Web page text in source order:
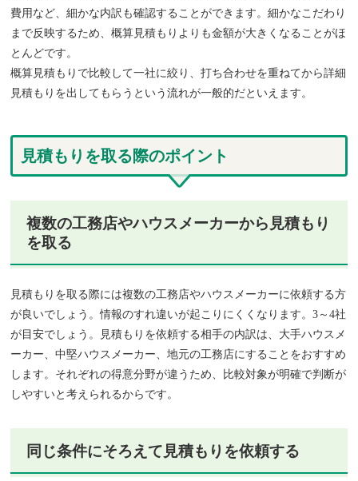
費用など、細かな内訳も確認することができます。細かなこだわり
まで反映するため、概算見積もりよりも金額が大きくなることがほ
とんどです。
概算見積もりで比較して一社に絞り、打ち合わせを重ねてから詳細
見積もりを出してもらうという流れが一般的だといえます。
見積もりを取る際のポイント
複数の工務店やハウスメーカーから見積もり
を取る
見積もりを取る際には複数の工務店やハウスメーカーに依頼する方
が良いでしょう。情報のすれ違いが起こりにくくなります。3～4社
が目安でしょう。見積もりを依頼する相手の内訳は、大手ハウスメ
ーカー、中堅ハウスメーカー、地元の工務店にすることをおすすめ
します。それぞれの得意分野が違うため、比較対象が明確で判断が
しやすいと考えられるからです。
同じ条件にそろえて見積もりを依頼する